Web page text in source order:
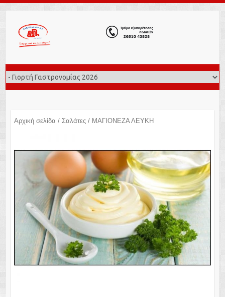
Αρχική σελίδα / Σαλάτες/ ΜΑΓΙΟΝΕΖΑ ΛΕΥΚΗ